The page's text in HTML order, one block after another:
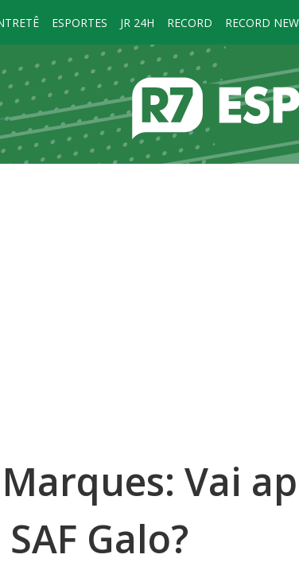
ESPORTES JR 24H RECORD RECORD
Vai
Galo?